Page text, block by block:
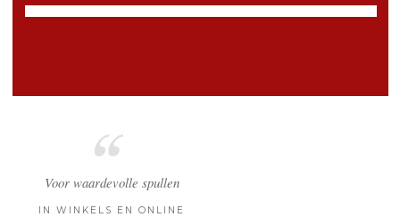
Voor waardevolle spullen
IN WINKELS EN ONLINE